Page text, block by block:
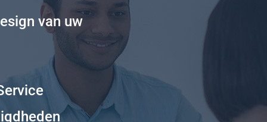
van uw